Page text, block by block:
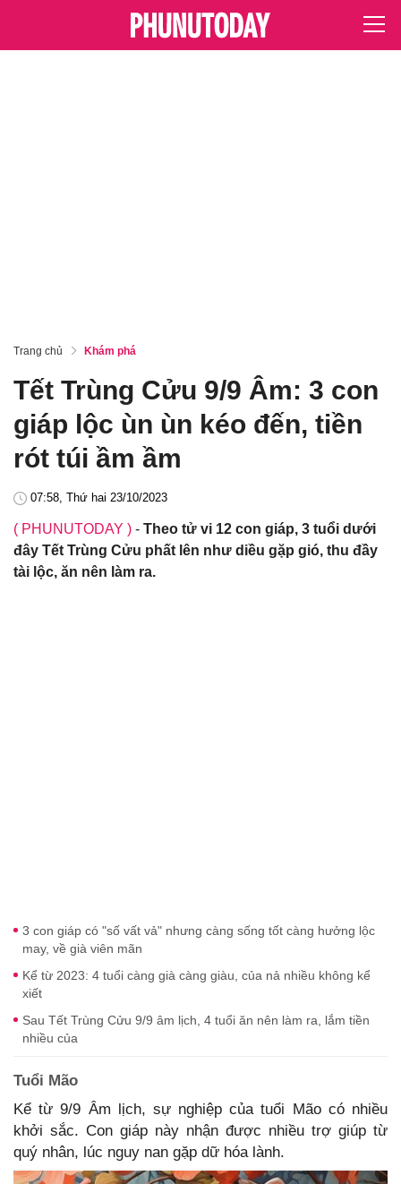
Trang chủ Khám phá
Tết Trùng Cửu 9/9 Âm: 3 con
giáp lộc ùn ùn kéo đến, tiền
rót túi ầm ầm
07:58, Thứ hai 23/10/2023
( PHUNUTODAY ) - Theo tử vi 12 con giáp, 3 tuổi dưới
đây Tết Trùng Cửu phất lên như diều gặp gió, thu đầy
tài lộc, ăn nên làm ra.
3 con giáp có "số vất vả" nhưng càng sống tốt càng hưởng lộc
may, về già viên mãn
Kể từ 2023: 4 tuổi càng già càng giàu, của nả nhiều không kể
xiết
Sau Tết Trùng Cửu 9/9 âm lịch, 4 tuổi ăn nên làm ra, lắm tiền
nhiều của
Tuổi Mão
Kể từ 9/9 Âm lịch, sự nghiệp của tuổi Mão có nhiều
khởi sắc. Con giáp này nhận được nhiều trợ giúp từ
quý nhân, lúc nguy nan gặp dữ hóa lành.